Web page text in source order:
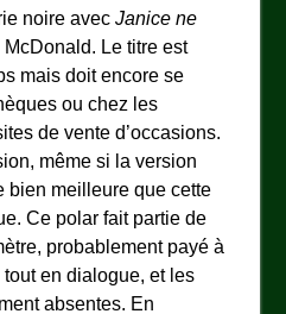
noire avecJanice ne
Le titre est
mais doit encore se
ou chez les
de vente d’occasions.
même si la version
bien meilleure que cette
Ce polar fait partie de
probablement payé à
tout en dialogue, et les
absentes. En